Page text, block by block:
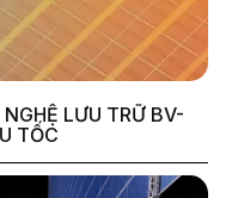
LƯU TRỮ BV-
TỐC